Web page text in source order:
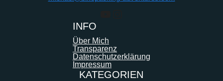
INFO
Über Mich
Transparenz
Datenschutzerklärung
Impressum
KATEGORIEN